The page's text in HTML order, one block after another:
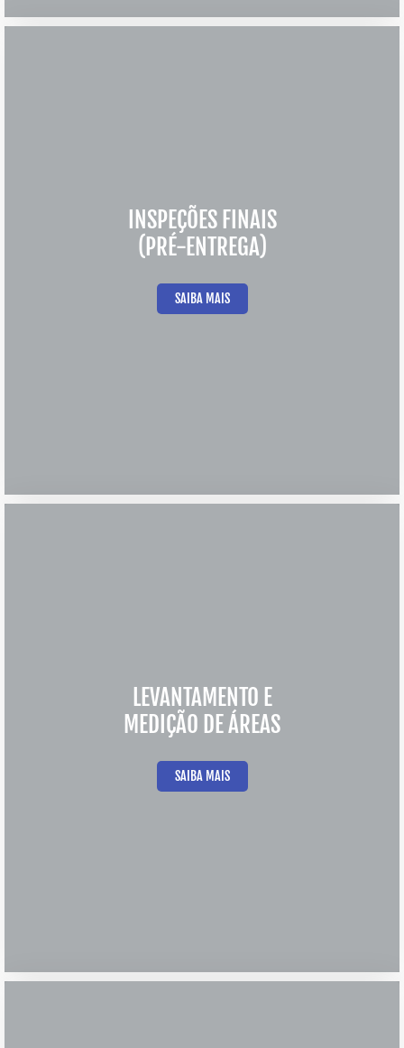
INSPEÇÕES FINAIS
(PRÉ-ENTREGA)
SAIBA MAIS
LEVANTAMENTO E
MEDIÇÃO DE ÁREAS
SAIBA MAIS